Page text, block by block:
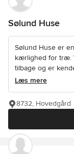
Sølund Huse
Sølund Huse er
kærlighed for træ.
tilbage og er
Læs mere
8732, Hovedgård